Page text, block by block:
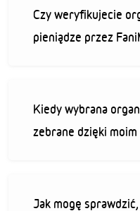
Czy weryfikujecie
pieniądze przez
Kiedy wybrana
zebrane dzięki moim
Jak mogę